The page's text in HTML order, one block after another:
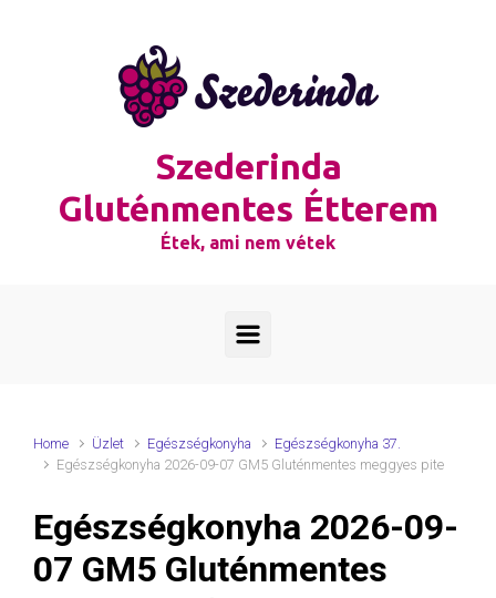
Szederinda
Gluténmentes Étterem
Étek, ami nem vétek
Home Üzlet Egészségkonyha
Egészségkonyha 37.
Egészségkonyha 2026-09-07 GM5 Gluténmentes meggyes pite
Egészségkonyha 2026-09-
07 GM5 Gluténmentes